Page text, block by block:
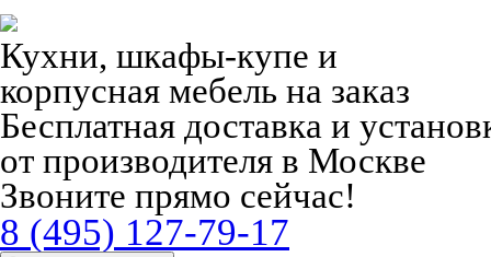
Кухни, шкафы-купе и
корпусная мебель на заказ
Бесплатная доставка и
от производителя в Москве
Звоните прямо сейчас!
8 (495) 127-79-17